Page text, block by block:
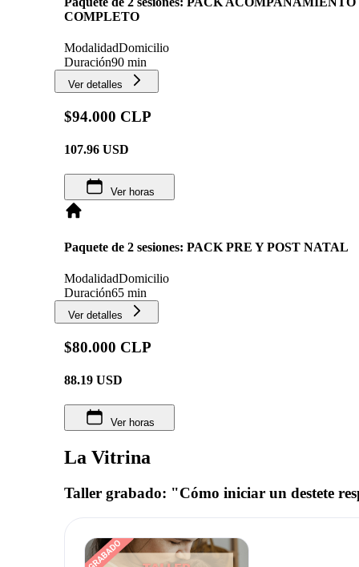
COMPLETO
ModalidadDomicilio
Duración90 min
Ver detalles
$94.000 CLP
107.96 USD
Ver horas
Paquete de 2 sesiones: PACK PRE Y POST NATAL
ModalidadDomicilio
Duración65 min
Ver detalles
$80.000 CLP
88.19 USD
Ver horas
La Vitrina
Taller grabado: "Cómo iniciar un destete